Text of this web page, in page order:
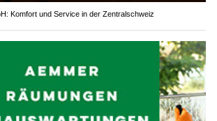
Komfort und Service in der Zentralschweiz